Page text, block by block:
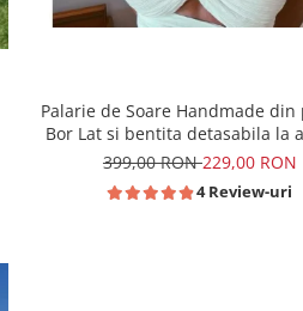
Palarie de Soare Handmade din
Bor Lat si bentita detasabila la
399,00 RON229,00 RON
4 Review-uri